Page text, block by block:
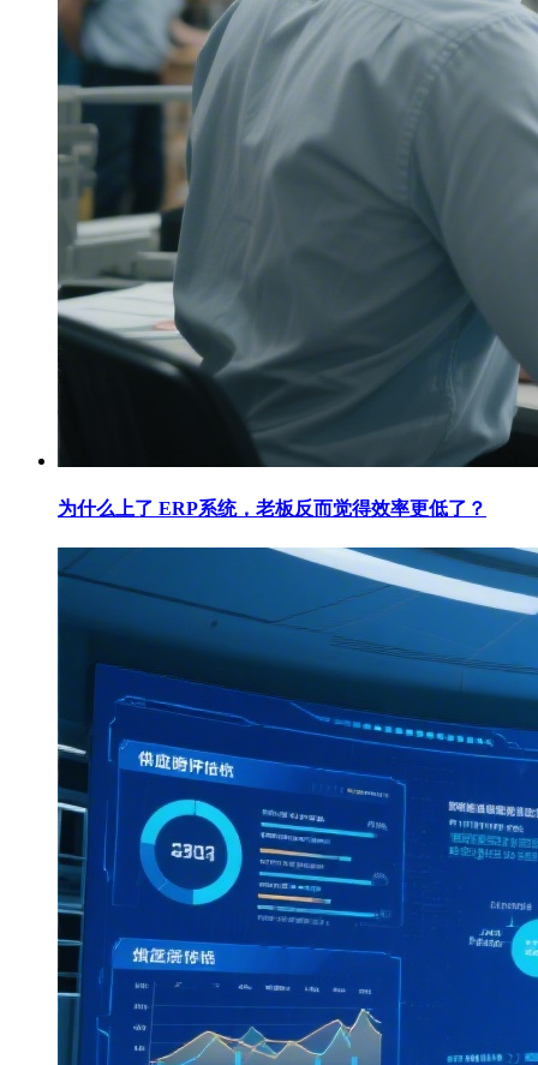
为什么上了 ERP系统，老板反而觉得效率更低了？